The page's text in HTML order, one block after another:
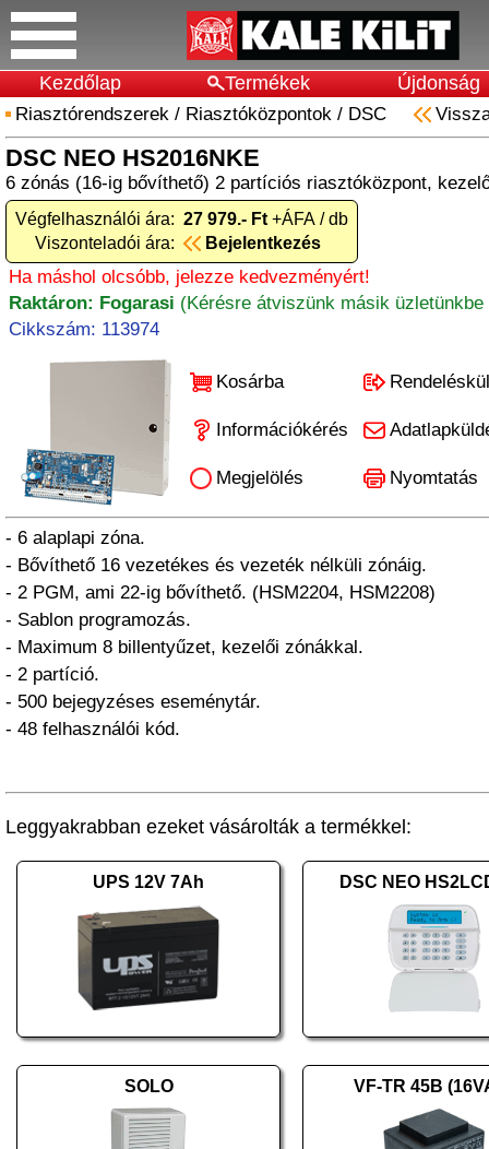
Kezdőlap Termékek Újdonság
Riasztórendszerek / Riasztóközpontok / DSC
DSC NEO HS2016NKE
6 zónás (16-ig bővíthető) 2 partíciós riasztóközpont,
Végfelhasználói ára: 27 979.- Ft +ÁFA / db
Viszonteladói ára:
Bejelentkezés
Ha máshol olcsóbb, jelezze kedvezményért!
Raktáron: Fogarasi (Kérésre átviszünk másik üzletünkbe
Cikkszám: 113974
Kosárba
Információkérés
Megjelölés Nyomtatás
- 6 alaplapi zóna.
- Bővíthető 16 vezetékes és vezeték nélküli zónáig.
- 2 PGM, ami 22-ig bővíthető. (HSM2204, HSM2208)
- Sablon programozás.
- Maximum 8 billentyűzet, kezelői zónákkal.
- 2 partíció.
- 500 bejegyzéses eseménytár.
- 48 felhasználói kód.
Leggyakrabban ezeket vásárolták a termékkel:
UPS 12V 7Ah DSC NEO
SOLO VF-TR 45B